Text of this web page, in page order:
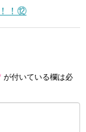
！⑫
が付いている欄は必